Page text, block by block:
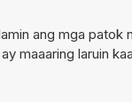
ang mga patok
maaaring laruin